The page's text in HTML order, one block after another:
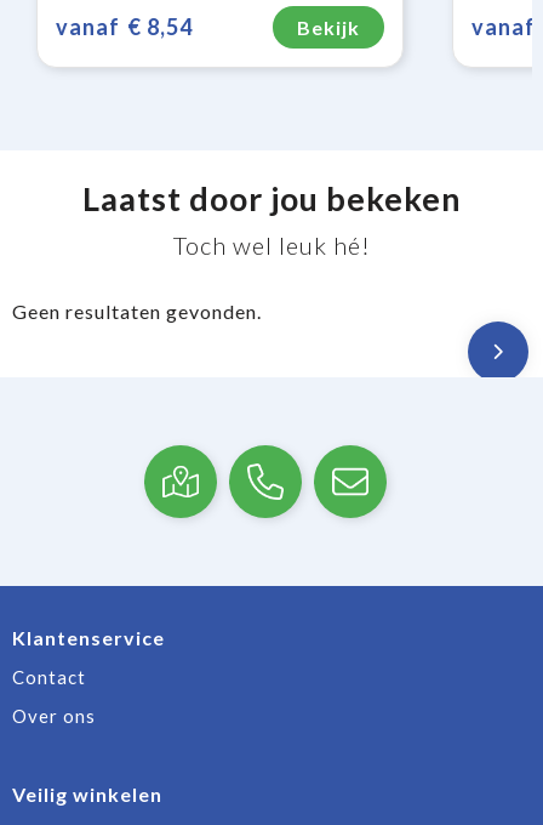
vanaf € 8,54 Bekijk vanaf
Laatst door jou bekeken
Toch wel leuk hé!
Geen resultaten gevonden.
Klantenservice
Contact
Over ons
Veilig winkelen